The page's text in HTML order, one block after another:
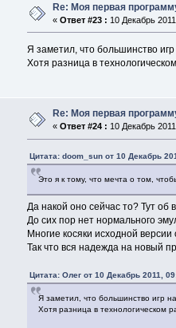
Re: Моя первая
«Ответ #23 : 10 Декабрь
Я заметил, что большинство
Хотя разница в
Re: Моя первая
«Ответ #24 : 10 Декабрь
Цитата: doom_sun от 10 Декабрь
Это я к тому, что мечта о том,
Да накой оно сейчас то? Тут
До сих пор нет нормального
Многие косяки исходной
Так что вся надежда на новый
Цитата: Олег от 10 Декабрь 2011,
Я заметил, что большинство игр
Хотя разница в технологическом